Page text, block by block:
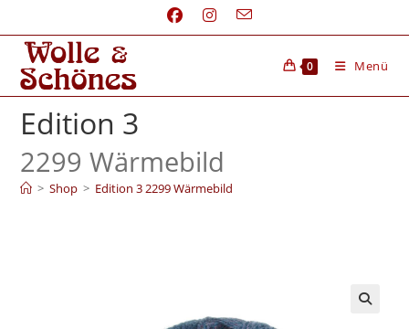
0 Menü
Edition 3
2299 Wärmebild
> Shop > Edition 3 2299 Wärmebild